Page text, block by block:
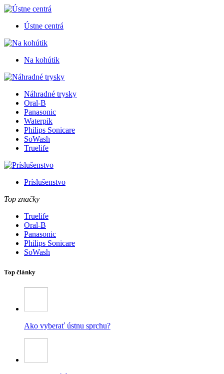
Ústne centrá
Na kohútik
Náhradné trysky
Oral-B
Panasonic
Waterpik
Philips Sonicare
SoWash
Truelife
Príslušenstvo
Top značky
Truelife
Oral-B
Panasonic
Philips Sonicare
SoWash
Top články
Ako vyberať ústnu sprchu?